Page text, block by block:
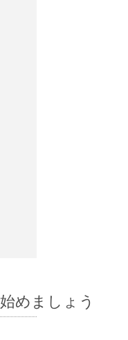
めましょう